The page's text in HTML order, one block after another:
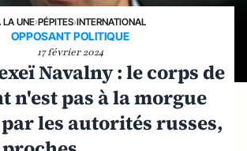
LA UNE›PÉPITES›INTERNATIONAL
OPPOSANT POLITIQUE
17 février 2024
Navalny : le corps de
n'est pas à la morgue
les autorités russes,